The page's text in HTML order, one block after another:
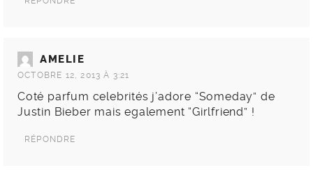
AMELIE
OCTOBRE 12, 2013 À 3:21
Coté parfum celebrités j’adore “Someday” de
Justin Bieber mais egalement “Girlfriend” !
RÉPONDRE